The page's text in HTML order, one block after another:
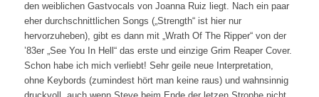
den weiblichen Gastvocals von Joanna Ruiz liegt. Nach ein paar
eher durchschnittlichen Songs („Strength“ ist hier nur
hervorzuheben), gibt es dann mit „Wrath Of The Ripper“ von der
’83er „See You In Hell“ das erste und einzige Grim Reaper Cover.
Schon habe ich mich verliebt! Sehr geile neue Interpretation,
ohne Keybords (zumindest hört man keine raus) und wahnsinnig